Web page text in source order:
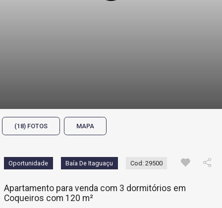
(18) FOTOS MAPA
Oportunidade Baía De Itaguaçu Cod: 29500
Apartamento para venda com 3 dormitórios em
Coqueiros com 120 m²